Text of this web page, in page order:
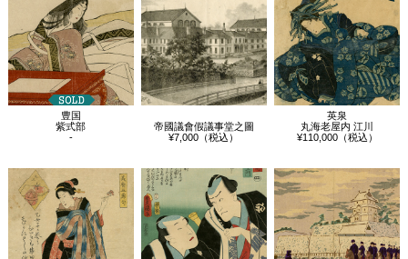
豊国
紫式部
-
帝國議會假議事堂之圖
¥7,000（税込）
英泉
丸海老屋内 江川
¥110,000（税込）